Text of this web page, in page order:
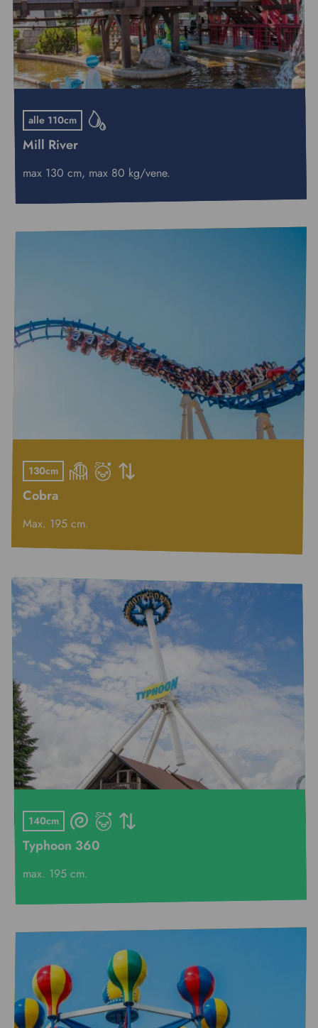
alle 110cm
Mill River
max 130 cm, max 80 kg/vene.
130cm
Cobra
Max. 195 cm.
140cm
Typhoon 360
max. 195 cm.